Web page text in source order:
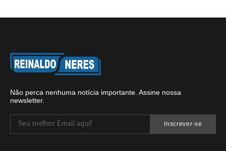
Não perca nenhuma notícia importante. Assine nossa
newsletter.
Inscrever-se